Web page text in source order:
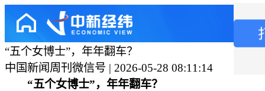
“五个女博士”，年年翻车？
中国新闻周刊微信号 | 2026-05-28 08:11:14
“五个女博士”，年年翻车？